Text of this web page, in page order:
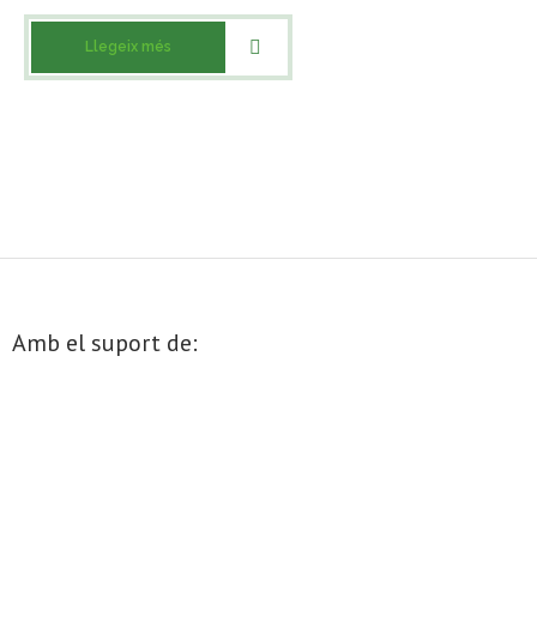
Llegeix més
Amb el suport de: